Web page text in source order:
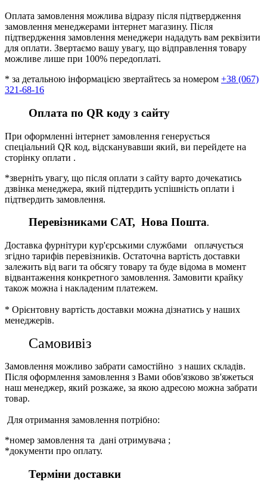
Оплата замовлення можлива відразу після підтвердження
замовлення менеджерами інтернет магазину. Після
підтвердження замовлення менеджери нададуть вам реквізити
для оплати. Звертаємо вашу увагу, що відправлення товару
можливе лише при 100% передоплаті.
* за детальною інформацією звертайтесь за номером +38 (067)
321-68-16
Оплата по QR коду з сайту
При оформленні інтернет замовлення генерується
спеціальний QR код, відсканувавши який, ви перейдете на
сторінку оплати .
*зверніть увагу, що після оплати з сайту варто дочекатись
дзвінка менеджера, який підтердить успішність оплати і
підтвердить замовлення.
Перевізниками CАТ, Нова Пошта.
Доставка фурнітури кур'єрськими службами оплачується
згідно тарифів перевізників. Остаточна вартість доставки
залежить від ваги та обсягу товару та буде відома в момент
відвантаження конкретного замовлення. Замовити крайку
також можна і накладеним платежем.
* Орієнтовну вартість доставки можна дізнатись у наших
менеджерів.
Самовивіз
Замовлення можливо забрати самостійно з наших складів.
Після оформлення замовлення з Вами обов'язково зв'яжеться
наш менеджер, який розкаже, за якою адресою можна забрати
товар.
Для отримання замовлення потрібно:
*номер замовлення та дані отримувача ;
*документи про оплату.
Терміни доставки